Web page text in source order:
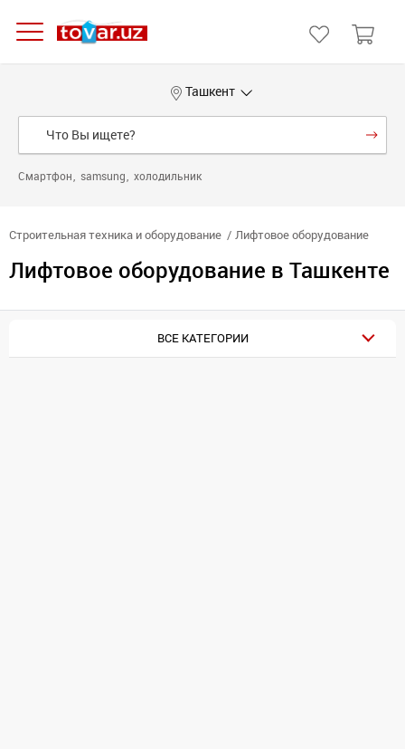
Ташкент
Смартфон samsung холодильник
Строительная техника и оборудование Лифтовое оборудование
Лифтовое оборудование в Ташкенте
ВСЕ КАТЕГОРИИ